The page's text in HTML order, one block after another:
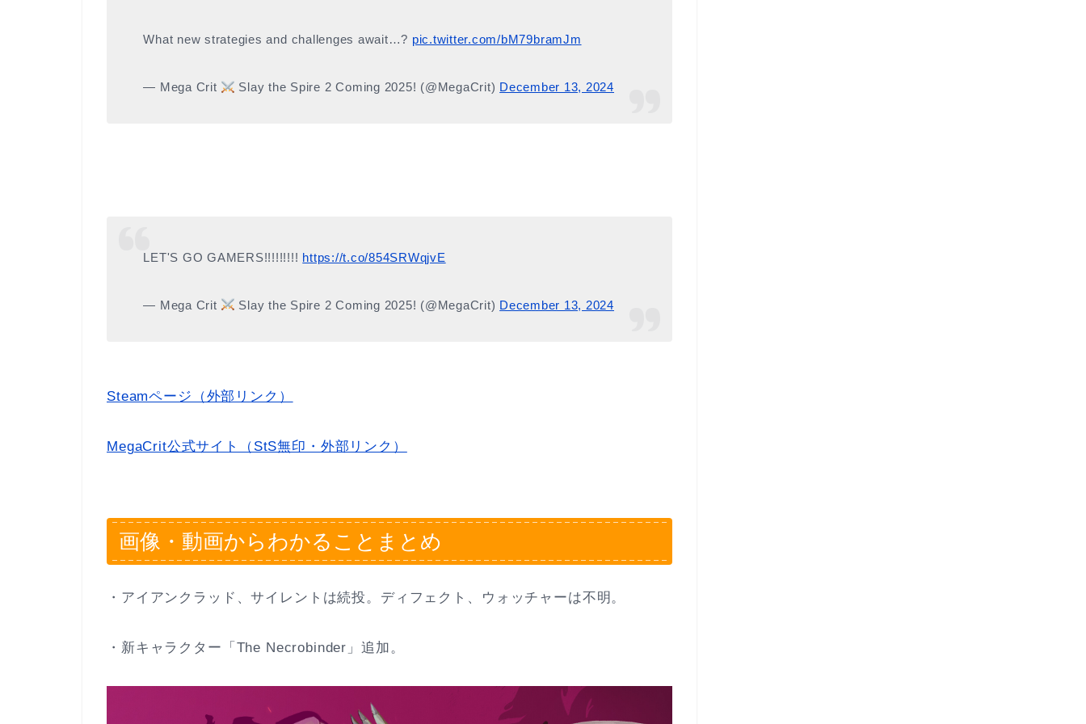
What new strategies and challenges await…? pic.twitter.com/bM79bramJm
— Mega Crit Slay the Spire 2 Coming 2025! (@MegaCrit) December 13, 2024
LET'S GO GAMERS!!!!!!!!! https://t.co/854SRWqjvE
— Mega Crit Slay the Spire 2 Coming 2025! (@MegaCrit) December 13, 2024
Steamページ（外部リンク）
MegaCrit公式サイト（StS無印・外部リンク）
画像・動画からわかることまとめ
・アイアンクラッド、サイレントは続投。ディフェクト、ウォッチャーは不明。
・新キャラクター「The Necrobinder」追加。